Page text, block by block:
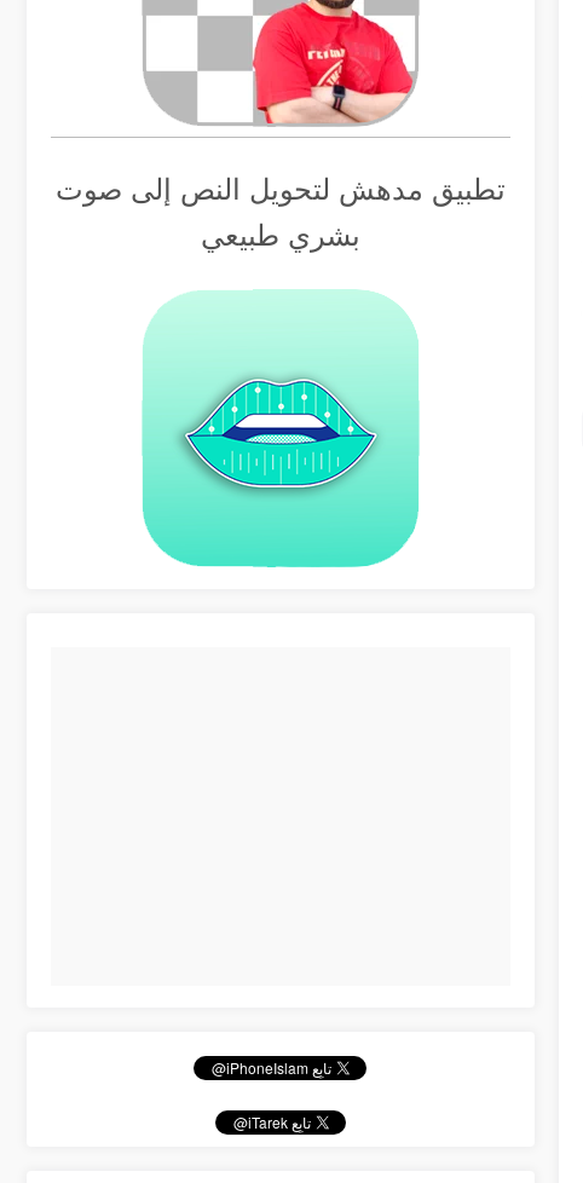
تطبيق مدهش لتحويل النص إلى صوت
بشري طبيعي